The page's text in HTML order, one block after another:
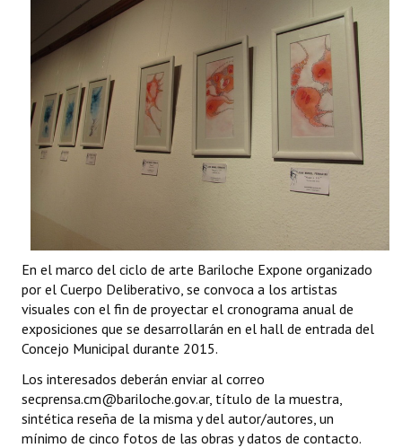
En el marco del ciclo de arte Bariloche Expone organizado
por el Cuerpo Deliberativo, se convoca a los artistas
visuales con el fin de proyectar el cronograma anual de
exposiciones que se desarrollarán en el hall de entrada del
Concejo Municipal durante 2015.
Los interesados deberán enviar al correo
secprensa.cm@bariloche.gov.ar, título de la muestra,
sintética reseña de la misma y del autor/autores, un
mínimo de cinco fotos de las obras y datos de contacto.